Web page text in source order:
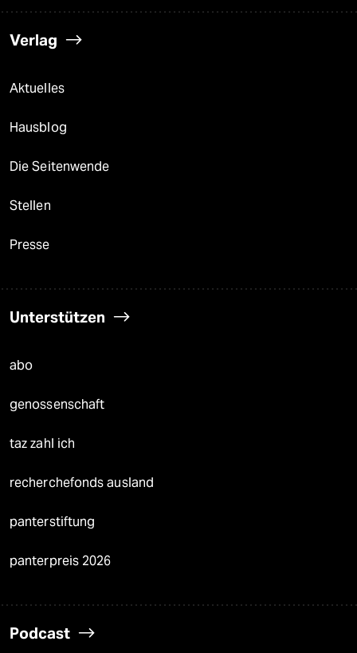
Verlag
Aktuelles
Hausblog
Die Seitenwende
Stellen
Presse
Unterstützen
abo
genossenschaft
taz zahl ich
recherchefonds ausland
panterstiftung
panterpreis 2026
Podcast